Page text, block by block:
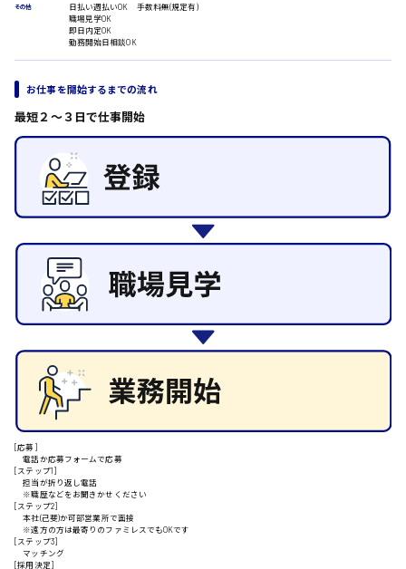
洗い場
その他の専門職
施設管理・整備
自動車整備士
配送・ドライバー
呉市
東広島市
安芸高田市
山県郡
安芸太田町
安芸郡
日給9000円～
日給10000円以上
その他
日払い週払いOK 手数料無(規定有)
職場見学OK
即日内定OK
勤務開始日相談OK
お仕事を開始するまでの流れ
最短２〜３日で仕事開始
[応募]
電話か応募フォームで応募
[ステップ1]
担当が折り返し電話
※職歴などをお聞きかせください
[ステップ2]
本社(己斐)か可部営業所で面接
※遠方の方は最寄りのファミレスでもOKです
[ステップ3]
マッチング
[採用決定]